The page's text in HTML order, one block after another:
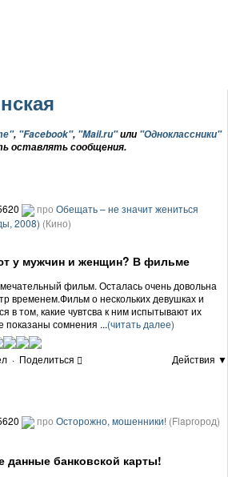
, "Facebook", "Mail.ru"или "Одноклассники"
оставлять сообщения.
про Обещать – не значит жениться
2008) (Кино)
у мужчин и женщин? В фильме
фильм. Осталась очень довольна
временем.Фильм о нескольких девушках и
в том, какие чувтсва к ним испытывают их
показаны сомнения ...(читать далее)
· Поделиться
Действия ▼
про Осторожно, мошенники! (Flapгород)
данные банковской карты!